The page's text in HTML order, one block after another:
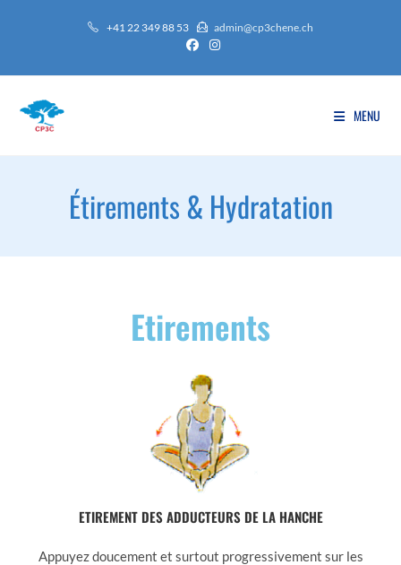
+41 22 349 88 53 admin@cp3chene.ch
MENU
Étirements & Hydratation
Etirements
ETIREMENT DES ADDUCTEURS DE LA HANCHE
Appuyez doucement et surtout progressivement sur les